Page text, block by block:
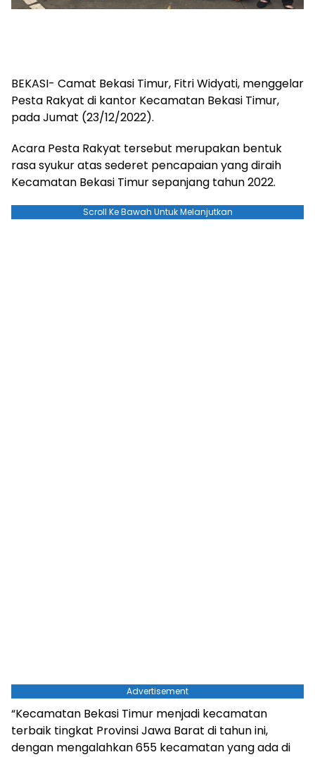
BEKASI- Camat Bekasi Timur, Fitri Widyati, menggelar
Pesta Rakyat di kantor Kecamatan Bekasi Timur,
pada Jumat (23/12/2022).
Acara Pesta Rakyat tersebut merupakan bentuk
rasa syukur atas sederet pencapaian yang diraih
Kecamatan Bekasi Timur sepanjang tahun 2022.
Scroll Ke Bawah Untuk Melanjutkan
Advertisement
“Kecamatan Bekasi Timur menjadi kecamatan
terbaik tingkat Provinsi Jawa Barat di tahun ini,
dengan mengalahkan 655 kecamatan yang ada di